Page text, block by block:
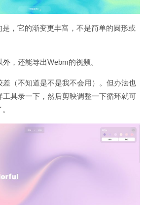
，它的渐变更丰富，不是简单的圆形或
，还能导出Webm的视频。
（不知道是不是我不会用）。但办法也
具录一下，然后剪映调整一下循环就可